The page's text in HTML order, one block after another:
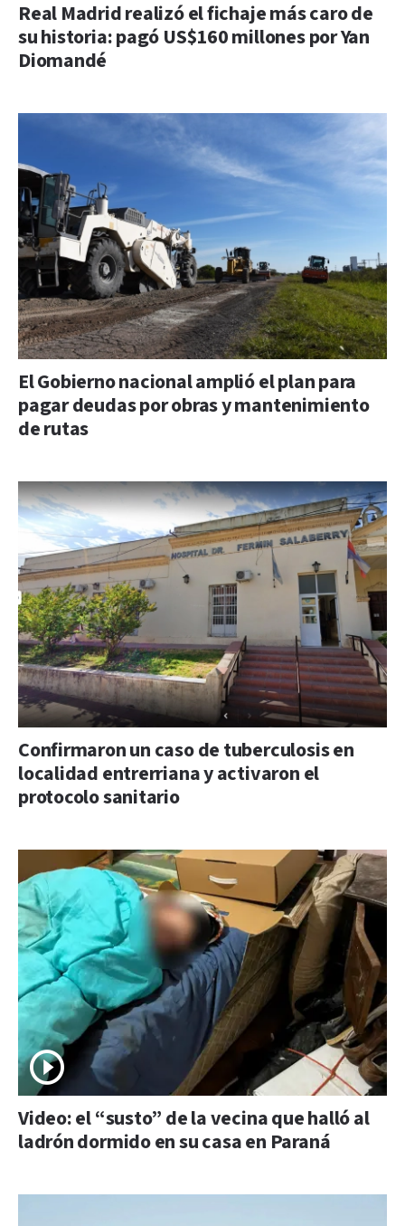
Real Madrid realizó el fichaje más caro de
su historia: pagó US$160 millones por Yan
Diomandé
El Gobierno nacional amplió el plan para
pagar deudas por obras y mantenimiento
de rutas
Confirmaron un caso de tuberculosis en
localidad entrerriana y activaron el
protocolo sanitario
Video: el “susto” de la vecina que halló al
ladrón dormido en su casa en Paraná